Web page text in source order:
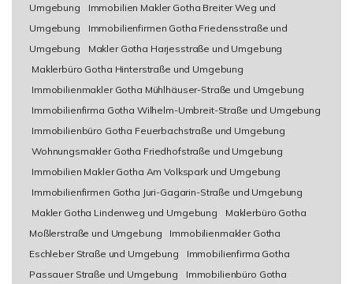
Umgebung
Immobilien Makler Gotha Breiter Weg und
Umgebung
Immobilienfirmen Gotha Friedensstraße und
Umgebung
Makler Gotha Harjesstraße und Umgebung
Maklerbüro Gotha Hinterstraße und Umgebung
Immobilienmakler Gotha Mühlhäuser-Straße und Umgebung
Immobilienfirma Gotha Wilhelm-Umbreit-Straße und Umgebung
Immobilienbüro Gotha Feuerbachstraße und Umgebung
Wohnungsmakler Gotha Friedhofstraße und Umgebung
Immobilien Makler Gotha Am Volkspark und Umgebung
Immobilienfirmen Gotha Juri-Gagarin-Straße und Umgebung
Makler Gotha Lindenweg und Umgebung
Maklerbüro Gotha
Moßlerstraße und Umgebung
Immobilienmakler Gotha
Eschleber Straße und Umgebung
Immobilienfirma Gotha
Passauer Straße und Umgebung
Immobilienbüro Gotha